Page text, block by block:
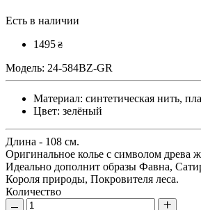
Есть в наличии
1495 ₴
Модель: 24-584BZ-GR
Материал: синтетическая нить,
Цвет: зелёный
Длина - 108 см.
Оригинальное колье с символом древа
Идеально дополнит образы Фавна,
Короля природы, Покровителя леса.
Количество